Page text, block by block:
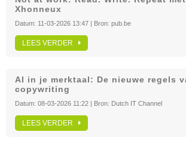
Xhonneux
Datum: 11-03-2026 13:47 | Bron: pub.be
LEES VERDER
AI in je merktaal: De nieuwe regels
copywriting
Datum: 08-03-2026 11:22 | Bron: Dutch IT Channel
LEES VERDER